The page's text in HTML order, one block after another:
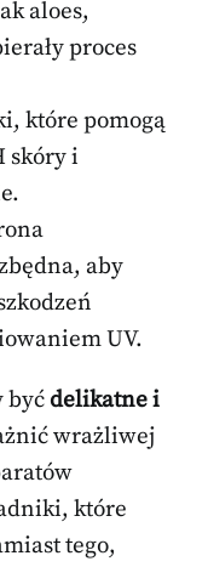
aloes,
proces
które pomogą
skóry i
aby
UV.
byćdelikatne i
wrażliwej
które
tego,